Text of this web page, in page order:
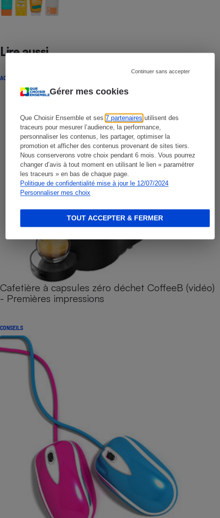
Gérer mes cookies
Que Choisir Ensemble et ses7 partenaires utilisent des
traceurs pour mesurer l’audience, la performance,
personnaliser les contenus, les partager, optimiser la
promotion et afficher des contenus provenant de sites tiers.
Nous conserverons votre choix pendant 6 mois. Vous pourrez
changer d’avis à tout moment en utilisant le lien « paramétrer
les traceurs » en bas de chaque page.
Politique de confidentialité mise à jour le 12/07/2024
Personnaliser mes choix
Continuer sans accepter
TOUT ACCEPTER & FERMER
Lire aussi
ACTUALITÉ
Cafetière à capsules zéro déchet CoffeeB (vidéo)
- Premières impressions
CONSEILS